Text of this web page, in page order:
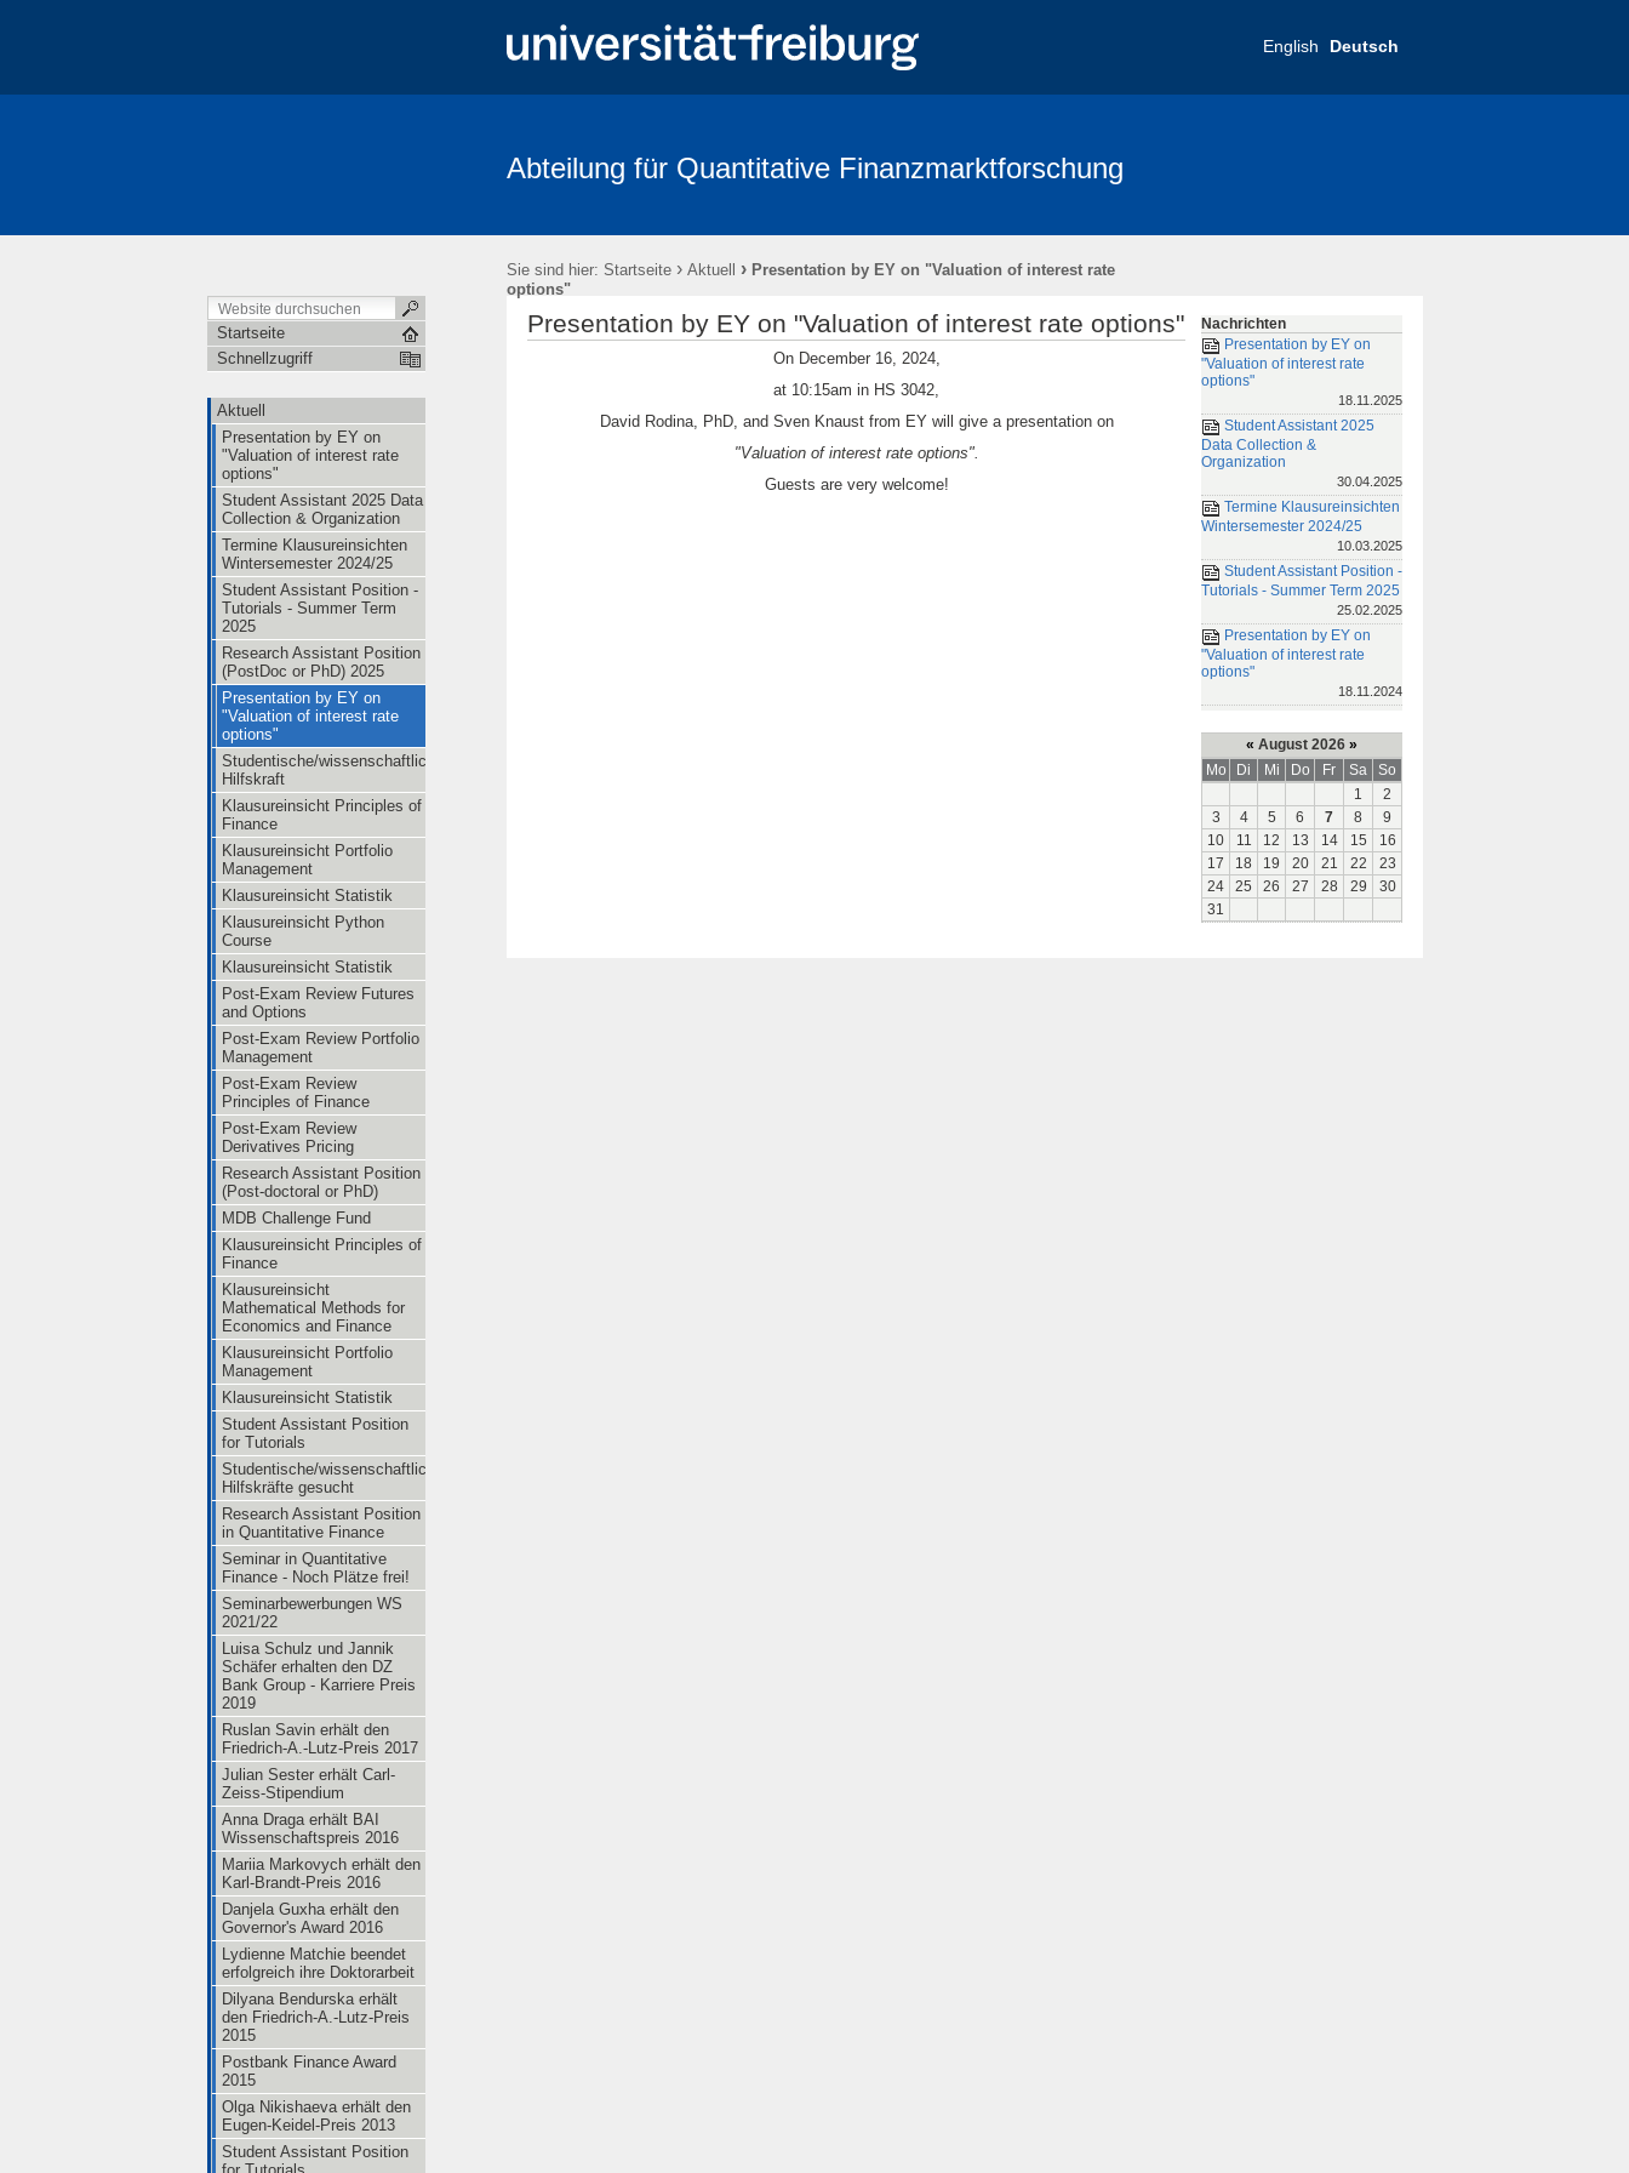
English Deutsch
Stochastik-Tage 2018 FRIAS Links Eikon Kontakt Impressum
Abteilung für Quantitative Finanzmarktforschung
Sie sind hier: Startseite › Aktuell › Presentation by EY on "Valuation of interest rate
options"
Startseite
Schnellzugriff
Aktuell
Presentation by EY on
"Valuation of interest rate
options"
Student Assistant 2025 Data
Collection & Organization
Termine Klausureinsichten
Wintersemester 2024/25
Student Assistant Position -
Tutorials - Summer Term
2025
Research Assistant Position
(PostDoc or PhD) 2025
Presentation by EY on
"Valuation of interest rate
options"
Studentische/wissenschaftliche
Hilfskraft
Klausureinsicht Principles of
Finance
Klausureinsicht Portfolio
Management
Klausureinsicht Statistik
Klausureinsicht Python
Course
Klausureinsicht Statistik
Post-Exam Review Futures
and Options
Post-Exam Review Portfolio
Management
Post-Exam Review
Principles of Finance
Post-Exam Review
Derivatives Pricing
Research Assistant Position
(Post-doctoral or PhD)
MDB Challenge Fund
Klausureinsicht Principles of
Finance
Klausureinsicht
Mathematical Methods for
Economics and Finance
Klausureinsicht Portfolio
Management
Klausureinsicht Statistik
Student Assistant Position
for Tutorials
Studentische/wissenschaftliche
Hilfskräfte gesucht
Research Assistant Position
in Quantitative Finance
Seminar in Quantitative
Finance - Noch Plätze frei!
Seminarbewerbungen WS
2021/22
Luisa Schulz und Jannik
Schäfer erhalten den DZ
Bank Group - Karriere Preis
2019
Ruslan Savin erhält den
Friedrich-A.-Lutz-Preis 2017
Julian Sester erhält Carl-
Zeiss-Stipendium
Anna Draga erhält BAI
Wissenschaftspreis 2016
Mariia Markovych erhält den
Karl-Brandt-Preis 2016
Danjela Guxha erhält den
Governor's Award 2016
Lydienne Matchie beendet
erfolgreich ihre Doktorarbeit
Dilyana Bendurska erhält
den Friedrich-A.-Lutz-Preis
2015
Postbank Finance Award
2015
Olga Nikishaeva erhält den
Eugen-Keidel-Preis 2013
Student Assistant Position
Presentation by EY on "Valuation of interest rate options"
On December 16, 2024,
at 10:15am in HS 3042,
David Rodina, PhD, and Sven Knaust from EY will give a presentation on
"Valuation of interest rate options".
Guests are very welcome!
Nachrichten
Presentation by EY on
"Valuation of interest rate
options"
18.11.2025
Student Assistant 2025
Data Collection &
Organization
30.04.2025
Termine Klausureinsichten
Wintersemester 2024/25
10.03.2025
Student Assistant Position -
Tutorials - Summer Term 2025
25.02.2025
Presentation by EY on
"Valuation of interest rate
options"
18.11.2024
« August 2026 »
Mo
Di Mi Do Fr Sa
So
1
2
3
4 5 6 7 8
9
10
11 12 13 14 15
16
17
18 19 20 21 22
23
24
25 26 27 28 29
30
31